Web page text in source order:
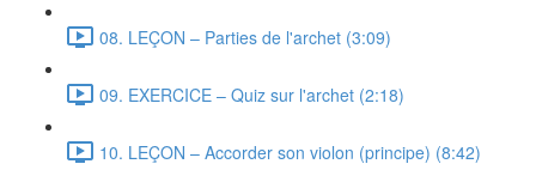
08. LEÇON – Parties de l'archet (3:09)
09. EXERCICE – Quiz sur l'archet (2:18)
10. LEÇON – Accorder son violon (principe) (8:42)